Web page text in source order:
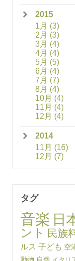
2015
1月 (3)
2月 (3)
3月 (4)
4月 (4)
5月 (5)
6月 (4)
7月 (7)
8月 (4)
10月 (4)
11月 (4)
12月 (4)
2014
11月 (16)
12月 (7)
タグ
音楽 日
ント
民族
ルス 子ども 空